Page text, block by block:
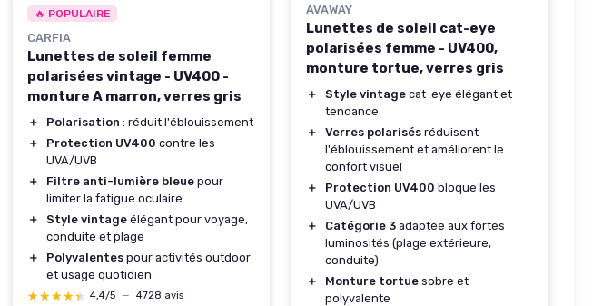
🔥 POPULAIRE
CARFIA
Lunettes de soleil femme
polarisées vintage - UV400 -
monture A marron, verres gris
＋ Polarisation : réduit l'éblouissement
＋
Protection UV400 contre les
UVA/UVB
＋
Filtre anti-lumière bleue pour
limiter la fatigue oculaire
＋
Style vintage élégant pour voyage,
conduite et plage
＋
Polyvalentes pour activités outdoor
et usage quotidien
★★★★★
★★★★★ 4,4/5 — 4728 avis
AVAWAY
Lunettes de soleil cat-eye
polarisées femme - UV400,
monture tortue, verres gris
＋ Style vintage cat-eye élégant et
tendance
＋
Verres polarisés réduisent
l'éblouissement et améliorent le
confort visuel
＋
Protection UV400 bloque les
UVA/UVB
＋
Catégorie 3 adaptée aux fortes
luminosités (plage extérieure,
conduite)
＋
Monture tortue sobre et
polyvalente